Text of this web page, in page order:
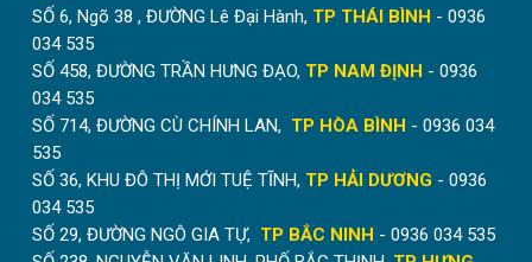
SỐ 6, Ngõ 38 , ĐƯỜNG Lê Đại Hành, TP THÁI BÌNH - 0936
034 535
SỐ 458, ĐƯỜNG TRẦN HƯNG ĐẠO, TP NAM ĐỊNH - 0936
034 535
SỐ 714, ĐƯỜNG CÙ CHÍNH LAN, TP HÒA BÌNH - 0936 034
535
SỐ 36, KHU ĐÔ THỊ MỚI TUỆ TĨNH, TP HẢI DƯƠNG - 0936
034 535
SỐ 29, ĐƯỜNG NGÔ GIA TỰ, TP BẮC NINH - 0936 034 535